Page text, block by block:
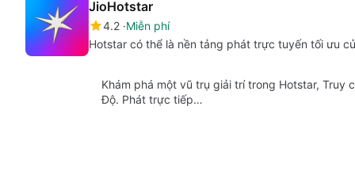
JioHotstar
4.2 Miễn phí
Hotstar có thể là nền tảng phát trực tuyến tối ưu
Khám phá một vũ trụ giải trí trong Hotstar, Truy
Độ. Phát trực tiếp…